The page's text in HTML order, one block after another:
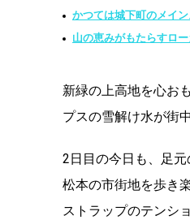
かつては城下町のメイ
山の恵みがもたらすロ
新緑の上高地を心お
プスの雪解け水が街
2日目の今日も、足
松本の市街地を歩き
ストラップのテンシ